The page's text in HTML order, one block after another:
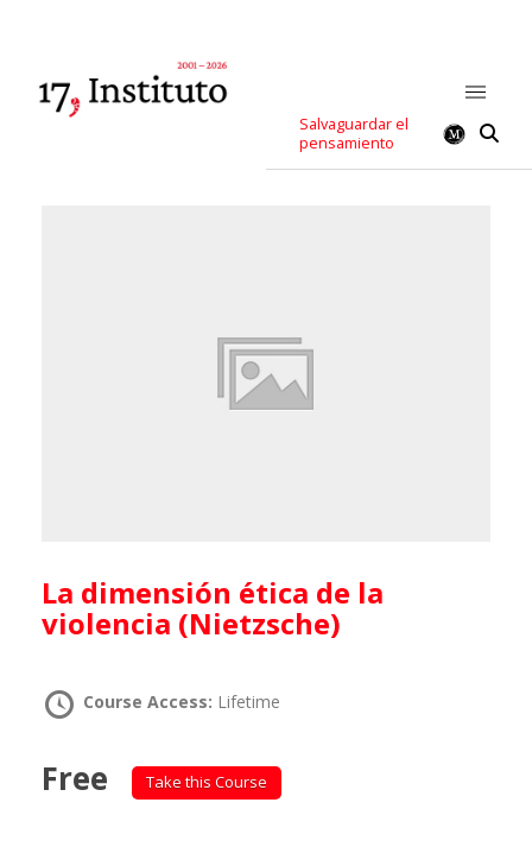
Salvaguardar el
pensamiento
La dimensión ética de la
violencia (Nietzsche)
Course Access: Lifetime
Free Take this Course